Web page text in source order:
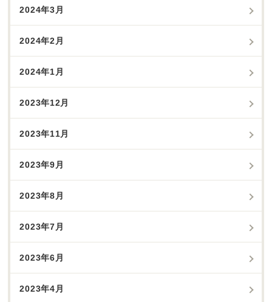
2024年3月
2024年2月
2024年1月
2023年12月
2023年11月
2023年9月
2023年8月
2023年7月
2023年6月
2023年4月